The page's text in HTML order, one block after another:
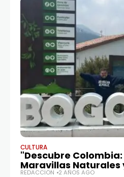
CULTURA
"Descubre
Maravillas Naturales
REDACCIÓN 2 AÑOS AGO